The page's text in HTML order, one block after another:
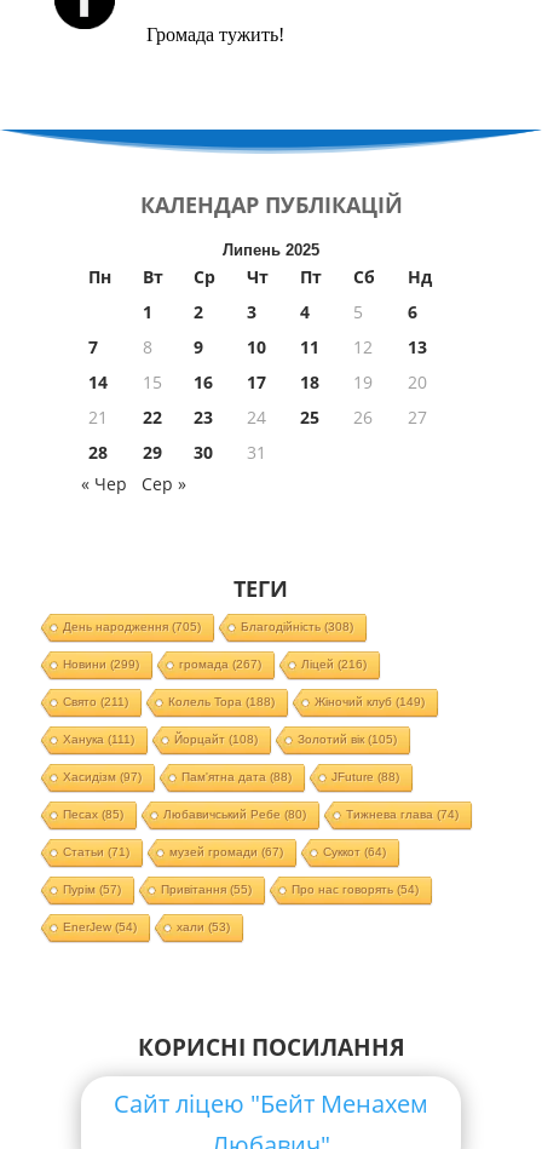
Громада тужить!
КАЛЕНДАР ПУБЛІКАЦІЙ
Липень 2025
Пн Вт Ср Чт Пт Сб
Нд
1
2 3 4 5
6
7
8 9 10 11 12
13
14
15 16 17 18 19
20
21
22 23 24 25 26
27
28
29 30
31
« Чер
Сер »
ТЕГИ
День народження(705) Благодійність (308)
Новини (299) громада (267) Ліцей (216)
Свято (211) Колель Тора (188) Жіночий клуб (149)
Ханука (111) Йорцайт (108) Золотий вік(105)
Хасидізм (97) Пам'ятна дата (88) JFuture (88)
Песах(85) Любавичський Ребе (80) Тижнева глава (74)
Статьи (71) музей громади (67) Суккот (64)
Пурім (57) Привітання(55) Про нас говорять (54)
EnerJew(54) хали (53)
КОРИСНІ ПОСИЛАННЯ
Сайт ліцею "Бейт Менахем